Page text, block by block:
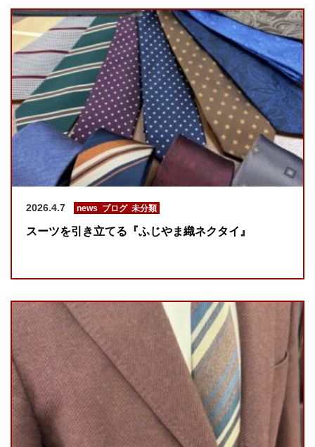
2026.4.7 news, ブログ, 未分類
スーツを引き立てる『ふじやま織ネクタイ』